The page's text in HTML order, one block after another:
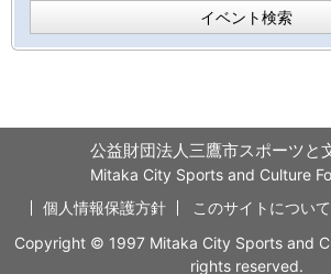
イベント検索
公益財団法人三鷹市スポーツと
Mitaka City Sports and Culture
個人情報保護方針
このサイトについて
Copyright © 1997 Mitaka City Sports and
rights reserved.